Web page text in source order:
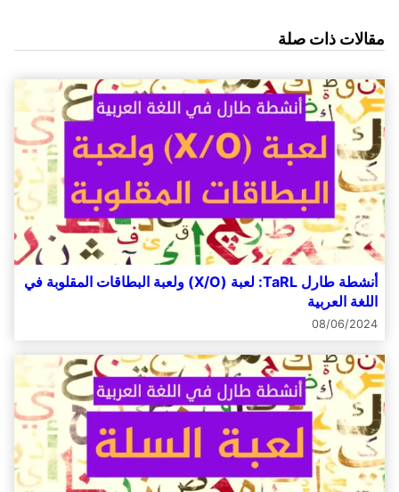
مقالات ذات صلة
أنشطة طارل TaRL: لعبة (X/O) ولعبة البطاقات المقلوبة في
اللغة العربية
08/06/2024